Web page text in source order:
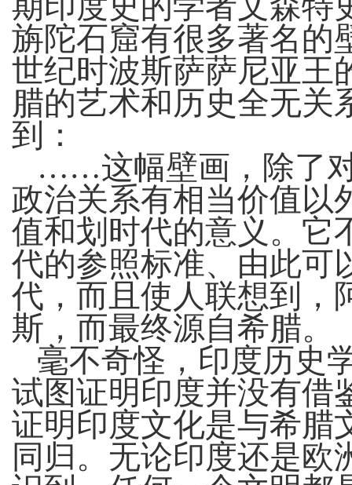
旃陀石窟有很多著名的
世纪时波斯萨萨尼亚王
腊的艺术和历史全无关
到：
……这幅壁画，除了
政治关系有相当价值以
值和划时代的意义。它
代的参照标准、由此可
代，而且使人联想到，
斯，而最终源自希腊。
毫不奇怪，印度历史
试图证明印度并没有借
证明印度文化是与希腊
同归。无论印度还是欧